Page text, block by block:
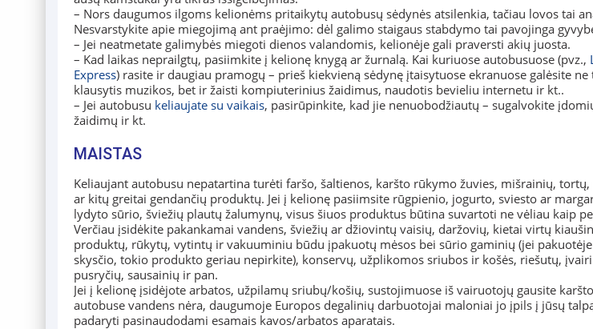
– Nors daugumos ilgoms kelionėms pritaikytų autobusų sėdynės atsilenkia, tačiau lovos tai
Nesvarstykite apie miegojimą ant praėjimo: dėl galimo staigaus stabdymo tai pavojinga
– Jei neatmetate galimybės miegoti dienos valandomis, kelionėje gali praversti akių juosta.
– Kad laikas neprailgtų, pasiimkite į kelionę knygą ar žurnalą. Kai kuriuose autobusuose (pvz.,
Express) rasite ir daugiau pramogų – prieš kiekvieną sėdynę įtaisytuose ekranuose galėsite
klausytis muzikos, bet ir žaisti kompiuterinius žaidimus, naudotis bevieliu internetu ir kt..
– Jei autobusu keliaujate su vaikais, pasirūpinkite, kad jie nenuobodžiautų – sugalvokite
žaidimų ir kt.
MAISTAS
Keliaujant autobusu nepatartina turėti faršo, šaltienos, karšto rūkymo žuvies, mišrainių,
ar kitų greitai gendančių produktų. Jei į kelionę pasiimsite rūgpienio, jogurto, sviesto ar
lydyto sūrio, šviežių plautų žalumynų, visus šiuos produktus būtina suvartoti ne vėliau kaip
Verčiau įsidėkite pakankamai vandens, šviežių ar džiovintų vaisių, daržovių, kietai virtų
produktų, rūkytų, vytintų ir vakuuminiu būdu įpakuotų mėsos bei sūrio gaminių (jei
skysčio, tokio produkto geriau nepirkite), konservų, užplikomos sriubos ir košės, riešutų,
pusryčių, sausainių ir pan.
Jei į kelionę įsidėjote arbatos, užpilamų sriubų/košių, sustojimuose iš vairuotojų gausite
autobuse vandens nėra, daugumoje Europos degalinių darbuotojai maloniai jo įpils į jūsų
padaryti pasinaudodami esamais kavos/arbatos aparatais.